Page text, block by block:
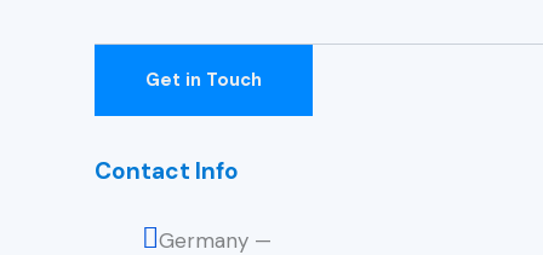
Contact Info
Germany —